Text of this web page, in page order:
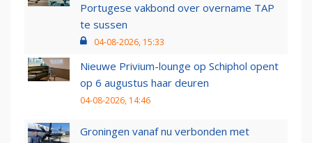
Portugese vakbond over overname TAP
te sussen
04-08-2026, 15:33
Nieuwe Privium-lounge op Schiphol opent
op 6 augustus haar deuren
04-08-2026, 14:46
Groningen vanaf nu verbonden met